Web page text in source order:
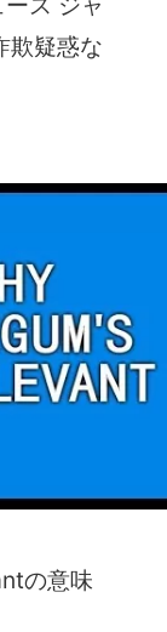
欺疑惑な
の意味